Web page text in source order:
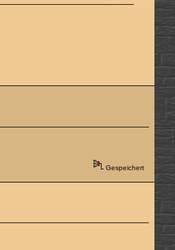
Gespeichert